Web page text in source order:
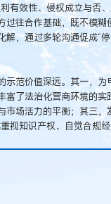
有效性、侵权成立与否
过往合作基础，既不模
解，通过多轮沟通促成“
示范价值深远。其一，
富了法治化营商环境的
市场活力的平衡；其三
视知识产权、自觉合规经